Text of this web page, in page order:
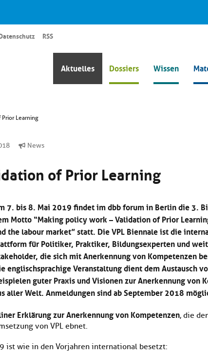
Aktuelles Dossiers Wissen
RSS
Learning
News
of Prior Learning
7. bis 8. Mai 2019 findet im dbb forum in Berlin die 3.
Motto “Making policy work – Validation of Prior
the labour market” statt. Die VPL Biennale ist die
für Politiker, Praktiker, Bildungsexperten und
die sich mit Anerkennung von Kompetenzen
englischsprachige Veranstaltung dient dem Austausch
guter Praxis und Visionen zur Anerkennung von
aller Welt. Anmeldungen sind ab September 2018
Erklärung zur Anerkennung von Kompetenzen, die
von VPL ebnet.
ist wie in den Vorjahren international besetzt: